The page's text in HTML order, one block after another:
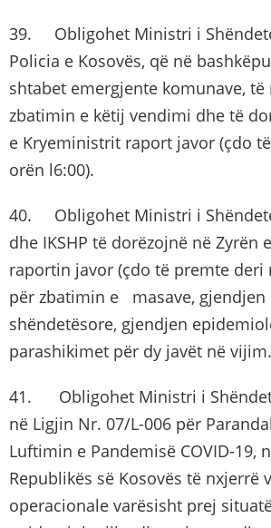
39. Obligohet Ministri i
Policia e Kosovës, që në
shtabet emergjente komunave,
zbatimin e këtij vendimi dhe të
e Kryeministrit raport javor (çdo
orën l6:00).
40. Obligohet Ministri i
dhe IKSHP të dorëzojnë në Zyrën
raportin javor (çdo të premte deri
për zbatimin e masave,
shëndetësore, gjendjen
parashikimet për dy javët në vijim.
41. Obligohet Ministri i
në Ligjin Nr. 07/L-006 për
Luftimin e Pandemisë COVID-19,
Republikës së Kosovës të nxjerrë
operacionale varësisht prej